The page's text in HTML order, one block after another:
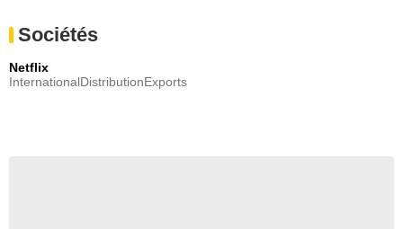
Sociétés
Netflix
InternationalDistributionExports